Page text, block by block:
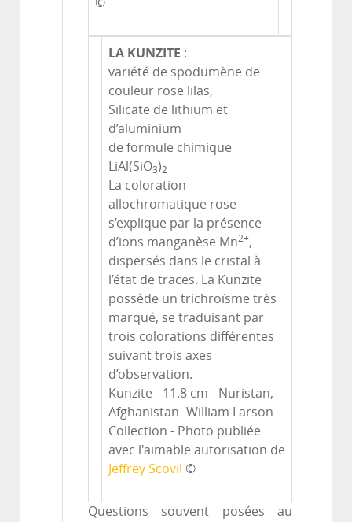
LA KUNZITE :
variété de spodumène de
couleur rose lilas,
Silicate de lithium et
d’aluminium
de formule chimique
LiAl(SiO3)2
La coloration
allochromatique rose
s’explique par la présence
d’ions manganèse Mn2+,
dispersés dans le cristal à
l’état de traces. La Kunzite
possède un trichroïsme très
marqué, se traduisant par
trois colorations différentes
suivant trois axes
d’observation.
Kunzite - 11.8 cm - Nuristan,
Afghanistan -William Larson
Collection - Photo publiée
avec l'aimable autorisation de
Jeffrey Scovil ©
Questions souvent posées au